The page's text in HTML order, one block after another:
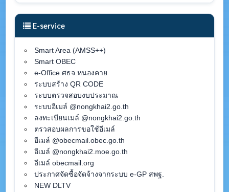
E-service
Smart Area (AMSS++)
Smart OBEC
e-Office ศธจ.หนองคาย
ระบบสร้าง QR CODE
ระบบตรวจสอบงบประมาณ
ระบบอีเมล์ @nongkhai2.go.th
ลงทะเบียนเมล์ @nongkhai2.go.th
ตรวสอบผลการขอใช้อีเมล์
อีเมล์ @obecmail.obec.go.th
อีเมล์ @nongkhai2.moe.go.th
อีเมล์ obecmail.org
ประกาศจัดซื้อจัดจ้างจากระบบ e-GP สพฐ.
NEW DLTV